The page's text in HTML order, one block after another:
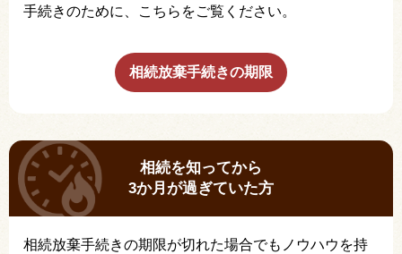
手続きのために、こちらをご覧ください。
相続放棄手続きの期限
相続を知ってから
3か月が過ぎていた方
相続放棄手続きの期限が切れた場合でもノウハウを持